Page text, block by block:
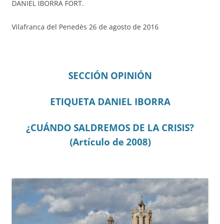
DANIEL IBORRA FORT.
Vilafranca del Penedès 26 de agosto de 2016
SECCIÓN OPINIÓN
ETIQUETA DANIEL IBORRA
¿CUÁNDO SALDREMOS DE LA CRISIS?
(Artículo de 2008)